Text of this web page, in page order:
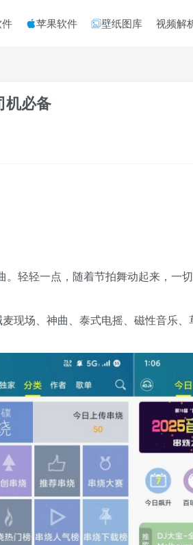
苹果软件 壁纸图库 视频解
机必备
。轻轻一点，随着节拍舞动起来，一
现场、神曲、泰式电摇、磁性音乐